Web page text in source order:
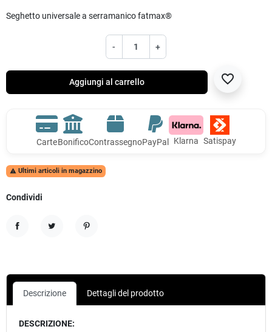
Seghetto universale a serramanico fatmax®
- +
Aggiungi al carrello favorite_border
CarteBonificoContrassegnoPayPal Klarna Satispay
 Ultimi articoli in magazzino
Condividi
Descrizione Dettagli del prodotto
DESCRIZIONE: